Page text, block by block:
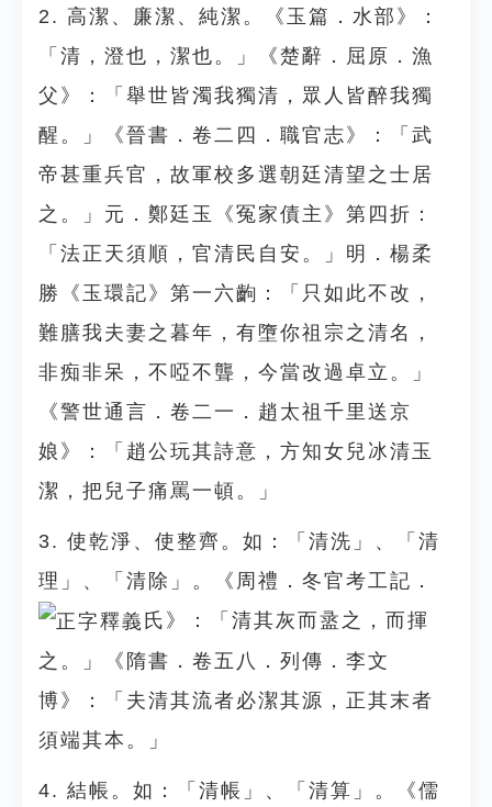
2. 高潔、廉潔、純潔。《玉篇．水部》：
「清，澄也，潔也。」《楚辭．屈原．漁
父》：「舉世皆濁我獨清，眾人皆醉我獨
醒。」《晉書．卷二四．職官志》：「武
帝甚重兵官，故軍校多選朝廷清望之士居
之。」元．鄭廷玉《冤家債主》第四折：
「法正天須順，官清民自安。」明．楊柔
勝《玉環記》第一六齣：「只如此不改，
難膳我夫妻之暮年，有墮你祖宗之清名，
非痴非呆，不啞不聾，今當改過卓立。」
《警世通言．卷二一．趙太祖千里送京
娘》：「趙公玩其詩意，方知女兒冰清玉
潔，把兒子痛罵一頓。」
3. 使乾淨、使整齊。如：「清洗」、「清
理」、「清除」。《周禮．冬官考工記．
氏》：「清其灰而盝之，而揮
之。」《隋書．卷五八．列傳．李文
博》：「夫清其流者必潔其源，正其末者
須端其本。」
4. 結帳。如：「清帳」、「清算」。《儒